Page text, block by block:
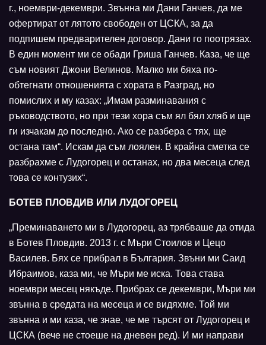
г., ноември-декември. Звънна ми Дани Ганчев, да ме
офертират от лятото свободен от ЦСКА, за да
подпишем предварителен договор. Дани го поотрязах.
В един момент ми се обади Гриша Ганчев. Каза, че ще
съм новият Джони Велинов. Малко ми бяха по-
обтегнати отношенията с хората в Разград, но
помислих и му казах: „Имам разминавания с
ръководството, но при тези хора съм ял бял хляб и ще
ги изчакам до последно. Ако се разбера с тях, ще
остана там“. Искам да съм лоялен. В крайна сметка се
разбрахме с Лудогорец и останах, но два месеца след
това се контузих“.
БОТЕВ ПЛОВДИВ ИЛИ ЛУДОГОРЕЦ
„Преминаването ми в Лудогорец, аз трябваше да отида
в Ботев Пловдив. 2013 г. с Мъри Стоилов и Цецо
Василев. Бях се прибрал в България. Звъни ми Саид
Ибраимов, каза ми, че Мъри ме иска. Това става
ноември месец някъде. Прибрах се декември, Мъри ми
звънна в средата на месеца и се видяхме. Той ми
звънна и ми каза, че знае, че ме търсят от Лудогорец и
ЦСКА (вече не стоеше на дневен ред). И ми направи